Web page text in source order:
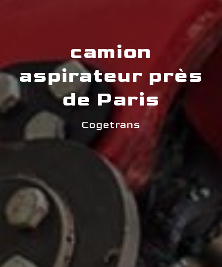
camion
aspirateur près
de Paris
Cogetrans